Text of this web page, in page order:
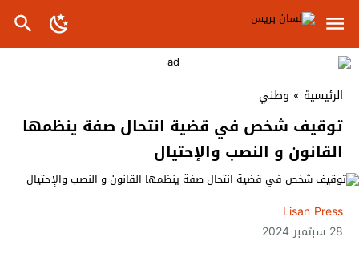
الرئيسية » وطني
توقيف شخص في قضية انتحال صفة ينظمها
القانون و النصب والإحتيال
Lisan Press
28 سبتمبر 2024